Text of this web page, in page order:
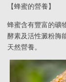
【蜂蜜的營養】
蜂蜜含有豐富的礦
酵素及活性澱粉脢
天然營養。